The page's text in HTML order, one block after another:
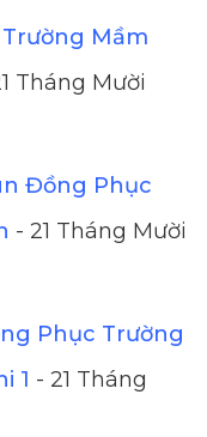
Mầm
Tháng Mười
Đồng Phục
- 21 Tháng Mười
Phục Trường
1 - 21 Tháng